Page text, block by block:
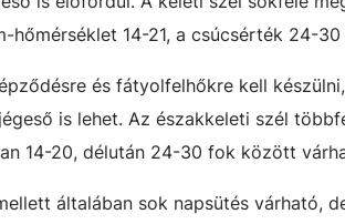
hőmérséklet 14-21, a csúcsérték 24-
és fátyolfelhőkre kell
is lehet. Az északkeleti szél
14-20, délután 24-30 fok között
általában sok napsütés várható,